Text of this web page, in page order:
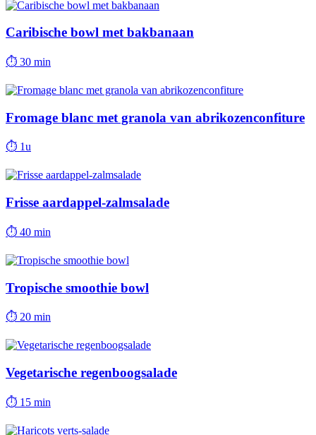
Caribische bowl met bakbanaan
⏱ 30 min
Fromage blanc met granola van abrikozenconfiture
⏱ 1u
Frisse aardappel-zalmsalade
⏱ 40 min
Tropische smoothie bowl
⏱ 20 min
Vegetarische regenboogsalade
⏱ 15 min